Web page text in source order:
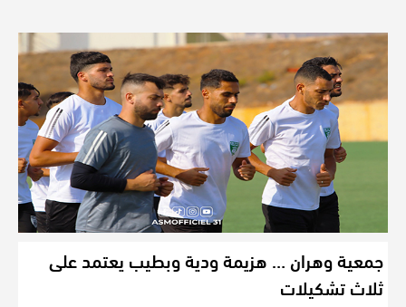
جمعية وهران … هزيمة ودية وبطيب يعتمد على
ثلاث تشكيلات